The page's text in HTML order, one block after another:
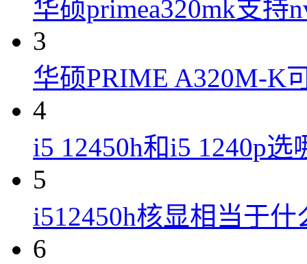
华硕primea320mk支持
3
华硕PRIME A320M-K
4
i5 12450h和i5 1240p选
5
i512450h核显相当于什
6